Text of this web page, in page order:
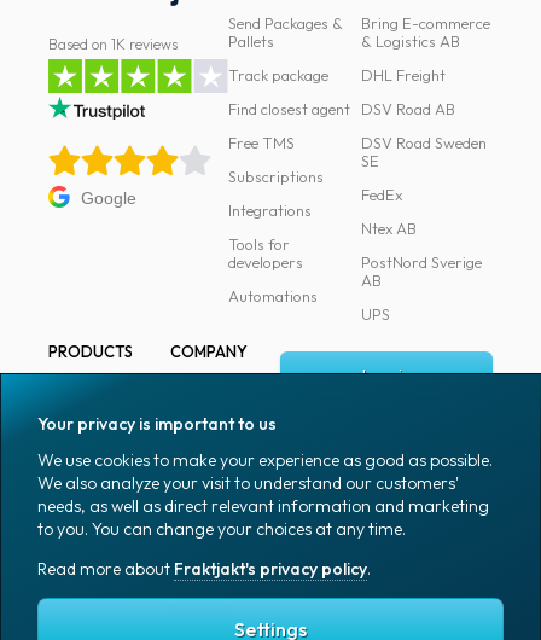
Based on 1K reviews
Google
Send Packages &
Pallets
Track package
Find closest agent
Free TMS
Subscriptions
Integrations
Tools for
developers
Automations
Bring E-commerce
& Logistics AB
DHL Freight
DSV Road AB
DSV Road Sweden
SE
FedEx
Ntex AB
PostNord Sverige
AB
UPS
PRODUCTS
Marking
Packaging
Packaging
accessories
Office goods
COMPANY
Media
Coworkers
Job & career
News archive
Blog
Log in
Sign up
English (US)
Your privacy is important to us
We use cookies to make your experience as good as possible.
We also analyze your visit to understand our customers'
needs, as well as direct relevant information and marketing
to you. You can change your choices at any time.
Read more about Fraktjakt's privacy policy.
Settings